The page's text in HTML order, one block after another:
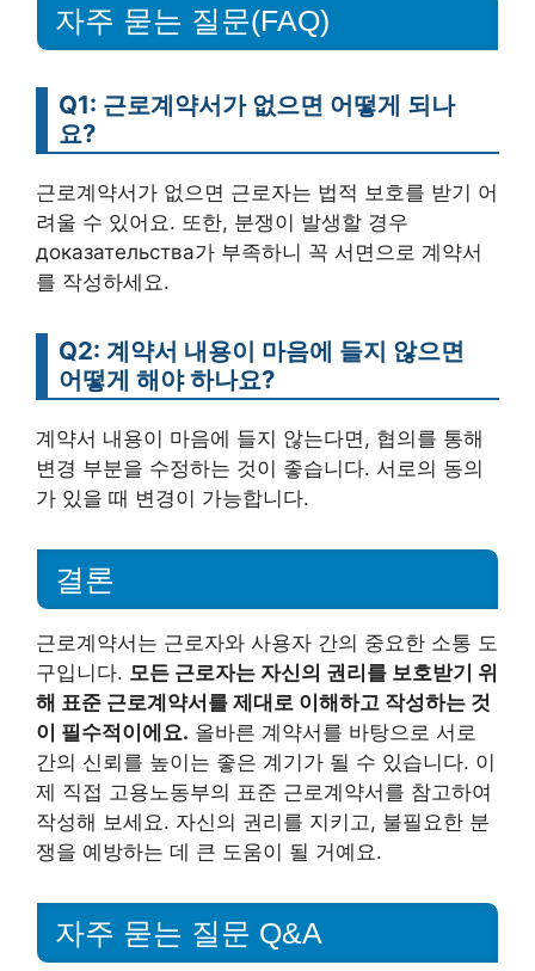
자주 묻는 질문(FAQ)
Q1: 근로계약서가 없으면 어떻게 되나
요?
근로계약서가 없으면 근로자는 법적 보호를 받기 어
려울 수 있어요. 또한, 분쟁이 발생할 경우
доказательства가 부족하니 꼭 서면으로 계약서
를 작성하세요.
Q2: 계약서 내용이 마음에 들지 않으면
어떻게 해야 하나요?
계약서 내용이 마음에 들지 않는다면, 협의를 통해
변경 부분을 수정하는 것이 좋습니다. 서로의 동의
가 있을 때 변경이 가능합니다.
결론
근로계약서는 근로자와 사용자 간의 중요한 소통 도
구입니다. 모든 근로자는 자신의 권리를 보호받기 위
해 표준 근로계약서를 제대로 이해하고 작성하는 것
이 필수적이에요. 올바른 계약서를 바탕으로 서로
간의 신뢰를 높이는 좋은 계기가 될 수 있습니다. 이
제 직접 고용노동부의 표준 근로계약서를 참고하여
작성해 보세요. 자신의 권리를 지키고, 불필요한 분
쟁을 예방하는 데 큰 도움이 될 거예요.
자주 묻는 질문 Q&A